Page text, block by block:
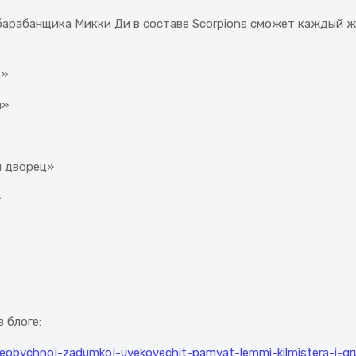
Микки Ди в составе Scorpions сможет каждый
дворец»
блоге:
zadumkoj-uvekovechit-pamyat-lemmi-kilmistera-i-